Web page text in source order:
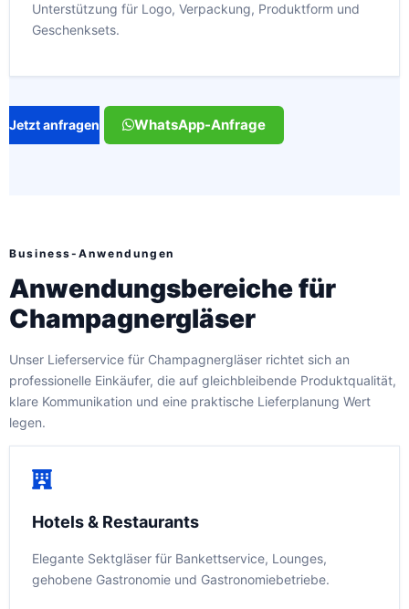
Unterstützung für Logo, Verpackung, Produktform und
Geschenksets.
Jetzt anfragen WhatsApp-Anfrage
Business-Anwendungen
Anwendungsbereiche für
Champagnergläser
Unser Lieferservice für Champagnergläser richtet sich an
professionelle Einkäufer, die auf gleichbleibende Produktqualität,
klare Kommunikation und eine praktische Lieferplanung Wert
legen.
Hotels & Restaurants
Elegante Sektgläser für Bankettservice, Lounges,
gehobene Gastronomie und Gastronomiebetriebe.